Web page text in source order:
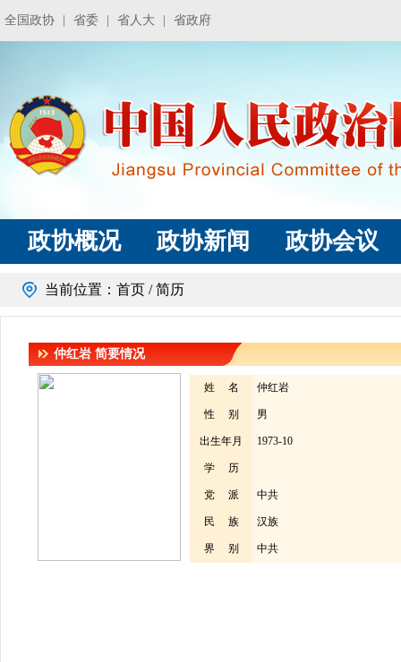
全国政协 省委 省人大 省政府
政协概况 政协新闻 政协会议
当前位置： 首页 / 简历
仲红岩 简要情况
姓 名 仲红岩
性 别 男
出生年月 1973-10
学 历
党 派 中共
民 族 汉族
界 别 中共